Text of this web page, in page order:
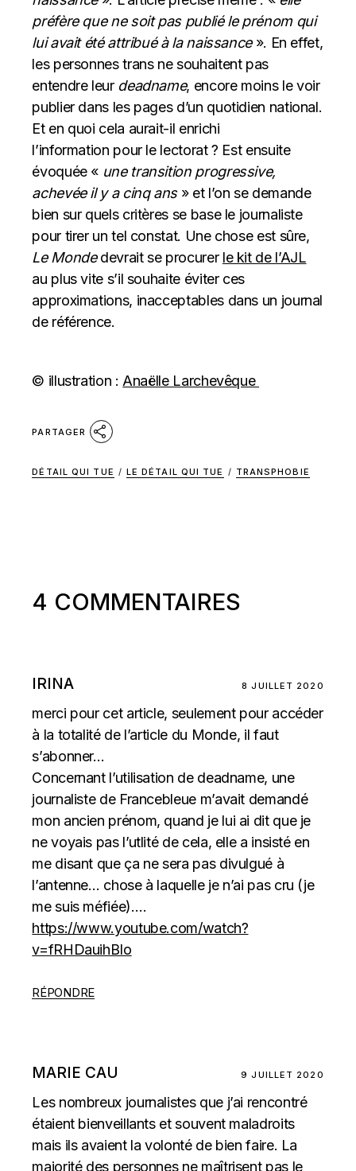
préfère que ne soit pas publié le prénom qui
lui avait été attribué à la naissance». En effet,
les personnes trans ne souhaitent pas
entendre leur deadname, encore moins le voir
publier dans les pages d’un quotidien national.
Et en quoi cela aurait-il enrichi
l’information pour le lectorat ? Est ensuite
évoquée « une transition progressive,
achevée il y a cinq ans» et l’on se demande
bien sur quels critères se base le journaliste
pour tirer un tel constat. Une chose est sûre,
Le Mondedevrait se procurer le kit de l’AJL
au plus vite s’il souhaite éviter ces
approximations, inacceptables dans un journal
de référence.
© illustration : Anaëlle Larchevêque
PARTAGER
DÉTAIL QUI TUE / LE DÉTAIL QUI TUE / TRANSPHOBIE
4 COMMENTAIRES
IRINA 8 JUILLET 2020
merci pour cet article, seulement pour accéder
à la totalité de l’article du Monde, il faut
s’abonner…
Concernant l’utilisation de deadname, une
journaliste de Francebleue m’avait demandé
mon ancien prénom, quand je lui ai dit que je
ne voyais pas l’utlité de cela, elle a insisté en
me disant que ça ne sera pas divulgué à
l’antenne… chose à laquelle je n’ai pas cru (je
me suis méfiée)….
https://www.youtube.com/watch?
v=fRHDauihBIo
RÉPONDRE
MARIE CAU 9 JUILLET 2020
Les nombreux journalistes que j’ai rencontré
étaient bienveillants et souvent maladroits
mais ils avaient la volonté de bien faire. La
majorité des personnes ne maîtrisent pas le